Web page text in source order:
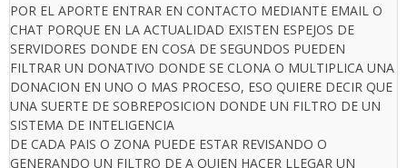
POR EL APORTE ENTRAR EN CONTACTO MEDIANTE EMAIL O
CHAT PORQUE EN LA ACTUALIDAD EXISTEN ESPEJOS DE
SERVIDORES DONDE EN COSA DE SEGUNDOS PUEDEN
FILTRAR UN DONATIVO DONDE SE CLONA O MULTIPLICA UNA
DONACION EN UNO O MAS PROCESO, ESO QUIERE DECIR QUE
UNA SUERTE DE SOBREPOSICION DONDE UN FILTRO DE UN
SISTEMA DE INTELIGENCIA
DE CADA PAIS O ZONA PUEDE ESTAR REVISANDO O
GENERANDO UN FILTRO DE A QUIEN HACER LLEGAR UN